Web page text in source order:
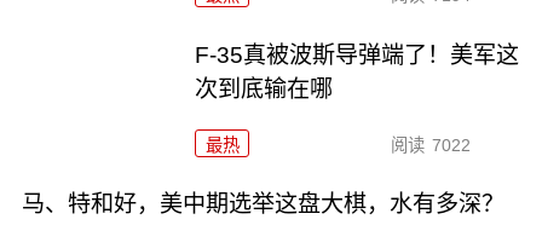
F-35真被波斯导弹端了！美军这
次到底输在哪
最热 阅读 7022
马、特和好，美中期选举这盘大棋，水有多深？